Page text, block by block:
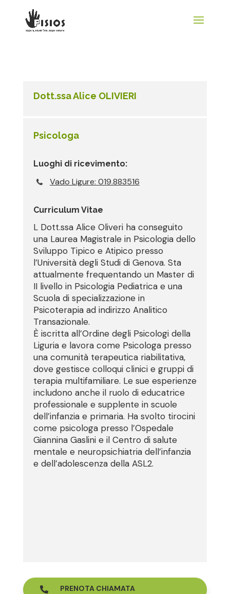
Dott.ssa Alice OLIVIERI
Psicologa
Luoghi di ricevimento:
Vado Ligure: 019.883516
Curriculum Vitae
L Dott.ssa Alice Oliveri ha conseguito
una Laurea Magistrale in Psicologia dello
Sviluppo Tipico e Atipico presso
l’Università degli Studi di Genova. Sta
attualmente frequentando un Master di
II livello in Psicologia Pediatrica e una
Scuola di specializzazione in
Psicoterapia ad indirizzo Analitico
Transazionale.
È iscritta all’Ordine degli Psicologi della
Liguria e lavora come Psicologa presso
una comunità terapeutica riabilitativa,
dove gestisce colloqui clinici e gruppi di
terapia multifamiliare. Le sue esperienze
includono anche il ruolo di educatrice
professionale e supplente in scuole
dell’infanzia e primaria. Ha svolto tirocini
come psicologa presso l’Ospedale
Giannina Gaslini e il Centro di salute
mentale e neuropsichiatria dell’infanzia
e dell’adolescenza della ASL2.
 PRENOTA CHIAMATA